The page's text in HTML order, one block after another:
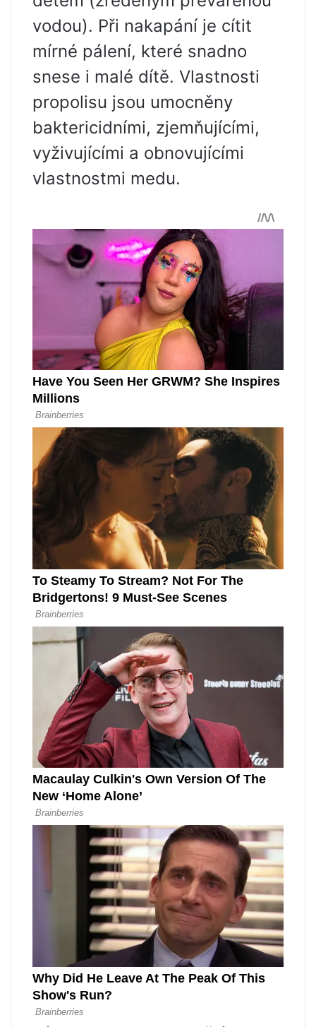
vodou). Při nakapání je cítit
mírné pálení, které snadno
snese i malé dítě. Vlastnosti
propolisu jsou umocněny
baktericidními, zjemňujícími,
vyživujícími a obnovujícími
vlastnostmi medu.